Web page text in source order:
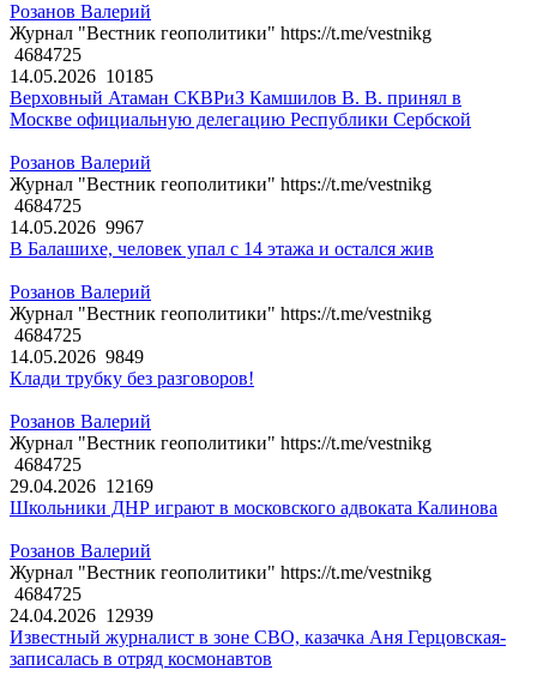
Розанов Валерий
Журнал "Вестник геополитики" https://t.me/vestnikg
4684725
14.05.2026 10185
Верховный Атаман СКВРиЗ Камшилов В. В. принял в
Москве официальную делегацию Республики Сербской
Розанов Валерий
Журнал "Вестник геополитики" https://t.me/vestnikg
4684725
14.05.2026 9967
В Балашихе, человек упал с 14 этажа и остался жив
Розанов Валерий
Журнал "Вестник геополитики" https://t.me/vestnikg
4684725
14.05.2026 9849
Клади трубку без разговоров!
Розанов Валерий
Журнал "Вестник геополитики" https://t.me/vestnikg
4684725
29.04.2026 12169
Школьники ДНР играют в московского адвоката Калинова
Розанов Валерий
Журнал "Вестник геополитики" https://t.me/vestnikg
4684725
24.04.2026 12939
Известный журналист в зоне СВО, казачка Аня Герцовская-
записалась в отряд космонавтов